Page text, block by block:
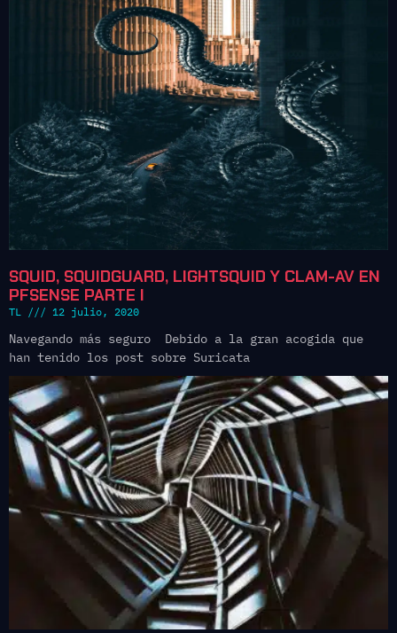
SQUID, SQUIDGUARD, LIGHTSQUID Y CLAM-AV EN
PFSENSE PARTE I
TL 12 julio, 2020
Navegando más seguro Debido a la gran acogida que
han tenido los post sobre Suricata